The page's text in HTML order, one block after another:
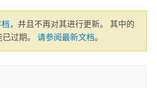
，并且不再对其进行更新。 其中的
过期。 请参阅最新文档。